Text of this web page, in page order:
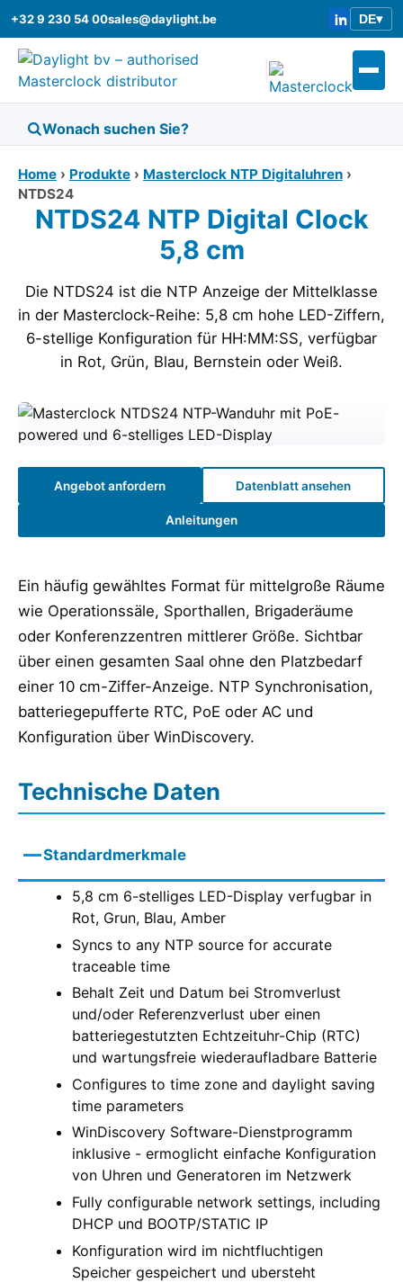
+32 9 230 54 00sales@daylight.be DE▾
|
Home › Produkte › Masterclock NTP Digitaluhren ›
NTDS24
NTDS24 NTP Digital Clock
5,8 cm
Die NTDS24 ist die NTP Anzeige der Mittelklasse
in der Masterclock-Reihe: 5,8 cm hohe LED-Ziffern,
6-stellige Konfiguration für HH:MM:SS, verfügbar
in Rot, Grün, Blau, Bernstein oder Weiß.
Angebot anfordern Datenblatt ansehen
Anleitungen
Ein häufig gewähltes Format für mittelgroße Räume
wie Operationssäle, Sporthallen, Brigaderäume
oder Konferenzzentren mittlerer Größe. Sichtbar
über einen gesamten Saal ohne den Platzbedarf
einer 10 cm-Ziffer-Anzeige. NTP Synchronisation,
batteriegepufferte RTC, PoE oder AC und
Konfiguration über WinDiscovery.
Technische Daten
Standardmerkmale
5,8 cm 6-stelliges LED-Display verfugbar in
Rot, Grun, Blau, Amber
Syncs to any NTP source for accurate
traceable time
Behalt Zeit und Datum bei Stromverlust
und/oder Referenzverlust uber einen
batteriegestutzten Echtzeituhr-Chip (RTC)
und wartungsfreie wiederaufladbare Batterie
Configures to time zone and daylight saving
time parameters
WinDiscovery Software-Dienstprogramm
inklusive - ermoglicht einfache Konfiguration
von Uhren und Generatoren im Netzwerk
Fully configurable network settings, including
DHCP und BOOTP/STATIC IP
Konfiguration wird im nichtfluchtigen
Speicher gespeichert und ubersteht